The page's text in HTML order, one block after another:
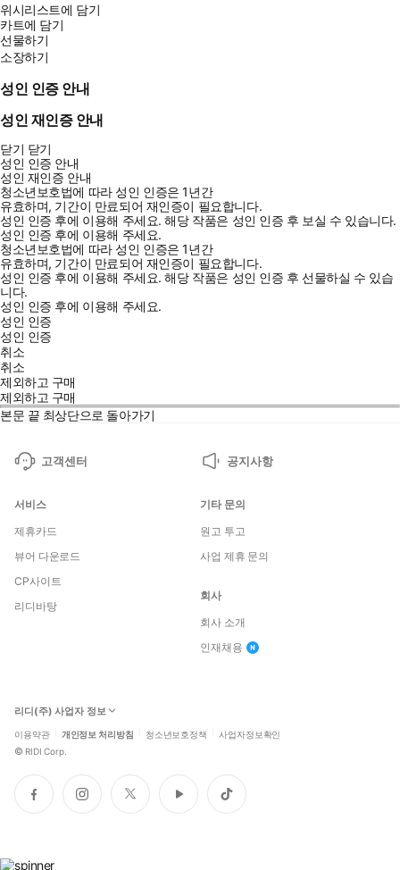
위시리스트에 담기
카트에 담기
선물하기
소장하기
성인 인증 안내
성인 재인증 안내
닫기 닫기
성인 인증 안내
성인 재인증 안내
청소년보호법에 따라 성인 인증은 1년간
유효하며, 기간이 만료되어 재인증이 필요합니다.
성인 인증 후에 이용해 주세요.해당 작품은 성인 인증 후 보실 수 있습니다.
성인 인증 후에 이용해 주세요.
청소년보호법에 따라 성인 인증은 1년간
유효하며, 기간이 만료되어 재인증이 필요합니다.
성인 인증 후에 이용해 주세요.해당 작품은 성인 인증 후 선물하실 수 있습
니다.
성인 인증 후에 이용해 주세요.
성인 인증
성인 인증
취소
취소
제외하고 구매
제외하고 구매
본문 끝 최상단으로 돌아가기
고객센터 공지사항
서비스
제휴카드
뷰어 다운로드
CP사이트
리디바탕
기타 문의
원고 투고
사업 제휴 문의
회사
회사 소개
인재채용
리디(주) 사업자 정보
이용약관 개인정보 처리방침 청소년보호정책 사업자정보확인
© RIDI Corp.
페
이
인
스
트
위
유
튜
틱
톡